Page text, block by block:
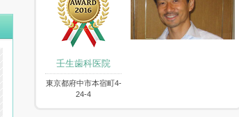
壬生歯科医院
東京都府中市本宿町4-
24-4